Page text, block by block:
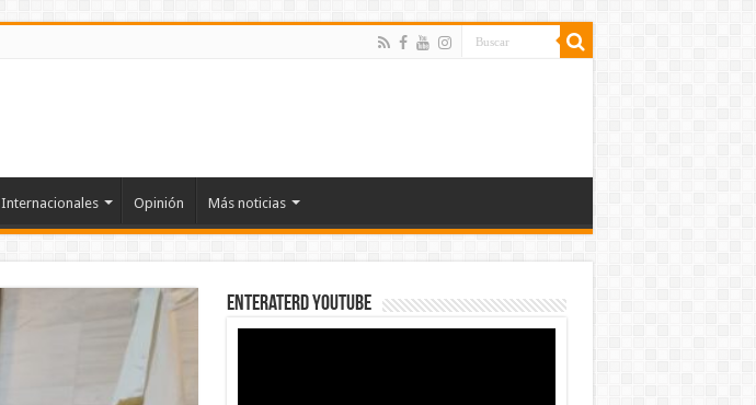
Internacionales Opinión Más noticias
EnterateRD YOUTUBE